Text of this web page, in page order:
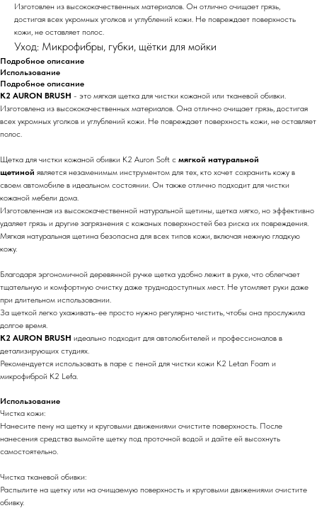
Изготовлен из высококачественных материалов. Он отлично очищает грязь,
достигая всех укромных уголков и углублений кожи. Не повреждает поверхность
кожи, не оставляет полос.
Уход: Микрофибры, губки, щётки для мойки
Подробное описание
Использование
Подробное описание
K2 AURON BRUSH - это мягкая щетка для чистки кожаной или тканевой обивки.
Изготовлена из высококачественных материалов. Она отлично очищает грязь, достигая
всех укромных уголков и углублений кожи. Не повреждает поверхность кожи, не оставляет
полос.
Щетка для чистки кожаной обивки K2 Auron Soft с мягкой натуральной
щетиной является незаменимым инструментом для тех, кто хочет сохранить кожу в
своем автомобиле в идеальном состоянии. Он также отлично подходит для чистки
кожаной мебели дома.
Изготовленная из высококачественной натуральной щетины, щетка мягко, но эффективно
удаляет грязь и другие загрязнения с кожаных поверхностей без риска их повреждения.
Мягкая натуральная щетина безопасна для всех типов кожи, включая нежную гладкую
кожу.
Благодаря эргономичной деревянной ручке щетка удобно лежит в руке, что облегчает
тщательную и комфортную очистку даже труднодоступных мест. Не утомляет руки даже
при длительном использовании.
За щеткой легко ухаживать-ее просто нужно регулярно чистить, чтобы она прослужила
долгое время.
K2 AURON BRUSH идеально подходит для автолюбителей и профессионалов в
детализирующих студиях.
Рекомендуется использовать в паре с пеной для чистки кожи K2 Letan Foam и
микрофиброй K2 Lefa.
Использование
Чистка кожи:
Нанесите пену на щетку и круговыми движениями очистите поверхность. После
нанесения средства вымойте щетку под проточной водой и дайте ей высохнуть
самостоятельно.
Чистка тканевой обивки:
Распылите на щетку или на очищаемую поверхность и круговыми движениями очистите
обивку.